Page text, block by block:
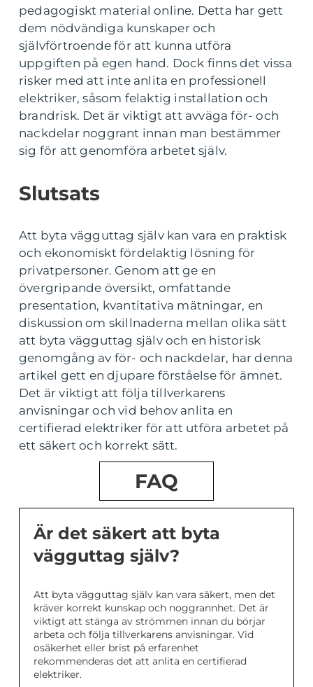
pedagogiskt material online. Detta har gett
dem nödvändiga kunskaper och
självförtroende för att kunna utföra
uppgiften på egen hand. Dock finns det vissa
risker med att inte anlita en professionell
elektriker, såsom felaktig installation och
brandrisk. Det är viktigt att avväga för- och
nackdelar noggrant innan man bestämmer
sig för att genomföra arbetet själv.
Slutsats
Att byta vägguttag själv kan vara en praktisk
och ekonomiskt fördelaktig lösning för
privatpersoner. Genom att ge en
övergripande översikt, omfattande
presentation, kvantitativa mätningar, en
diskussion om skillnaderna mellan olika sätt
att byta vägguttag själv och en historisk
genomgång av för- och nackdelar, har denna
artikel gett en djupare förståelse för ämnet.
Det är viktigt att följa tillverkarens
anvisningar och vid behov anlita en
certifierad elektriker för att utföra arbetet på
ett säkert och korrekt sätt.
FAQ
Är det säkert att byta
vägguttag själv?
Att byta vägguttag själv kan vara säkert, men det
kräver korrekt kunskap och noggrannhet. Det är
viktigt att stänga av strömmen innan du börjar
arbeta och följa tillverkarens anvisningar. Vid
osäkerhet eller brist på erfarenhet
rekommenderas det att anlita en certifierad
elektriker.